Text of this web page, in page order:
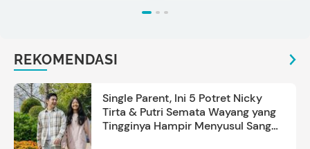
REKOMENDASI
Single Parent, Ini 5 Potret Nicky
Tirta & Putri Semata Wayang yang
Tingginya Hampir Menyusul Sang